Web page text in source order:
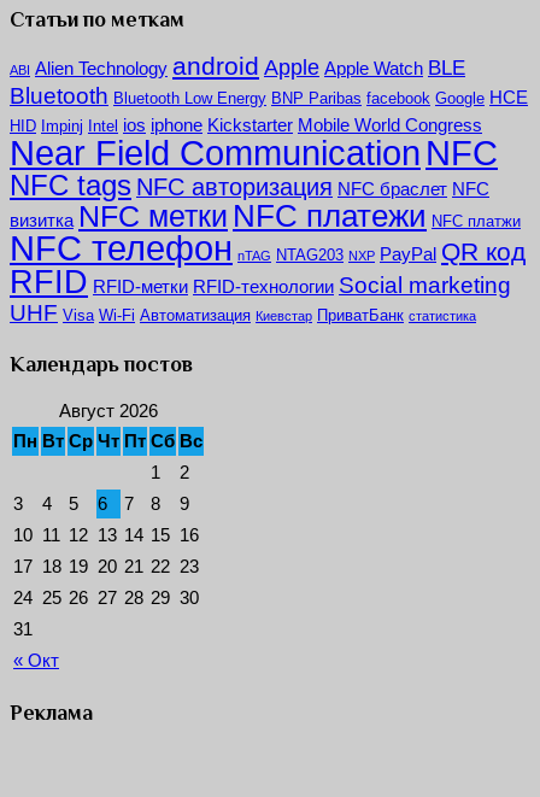
Статьи по меткам
ABI Alien Technology android Apple Apple Watch BLE
Bluetooth Bluetooth Low Energy BNP Paribas facebook Google HCE
HID Impinj Intel ios iphone Kickstarter Mobile World Congress
Near Field Communication NFC
NFC tags NFC авторизация NFC браслет NFC
визитка NFC метки NFC платежи NFC платжи
NFC телефон nTAG NTAG203 NXP PayPal QR код
RFID RFID-метки RFID-технологии Social marketing
UHF Visa Wi-Fi Автоматизация Киевстар ПриватБанк статистика
Календарь постов
Август 2026
Пн Вт Ср Чт Пт Сб Вс
« Окт
1
2
3
4 5 6 7 8
9
10 11 12 13 14 15 16
17 18 19 20 21 22 23
24 25 26 27 28 29 30
31
Реклама